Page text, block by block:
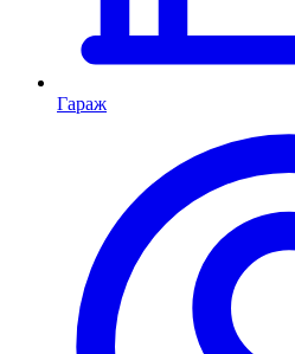
Гараж